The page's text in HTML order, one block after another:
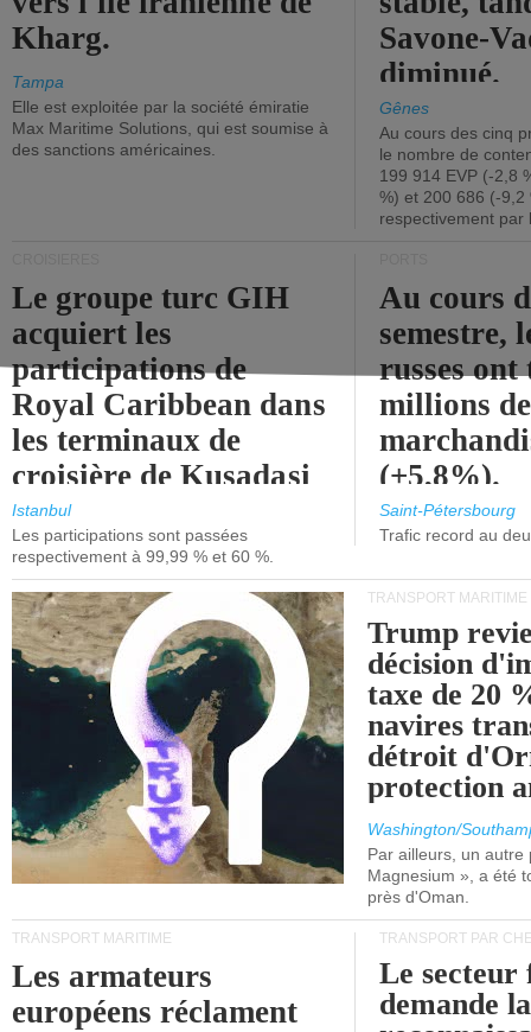
Kharg.
Tampa
Elle est exploitée par la société émiratie
Max Maritime Solutions, qui est soumise à
des sanctions américaines.
Savone-
diminué.
Gênes
Au cours des cinq
le nombre de
199 914 EVP (-2,8
%) et 200 686 (-9,2
respectivement par
Le groupe turc GIH
acquiert les
participations de
Royal Caribbean dans
les terminaux de
croisière de Kusadasi
et de Lisbonne.
Istanbul
Les participations sont passées
respectivement à 99,99 % et 60 %.
Au cours
semestre,
russes
millions
(+5,8%).
Saint-Pétersbourg
Trafic record au
TRANSPORT MARITIME
Trump
décision
taxe de 20
navires
détroit
protection
Washington/
Par ailleurs, un autre
Magnesium », a été
près d'Oman.
TRANSPORT MARITIME
Les armateurs
européens réclament
TRANSPORT PAR
Le
demande la